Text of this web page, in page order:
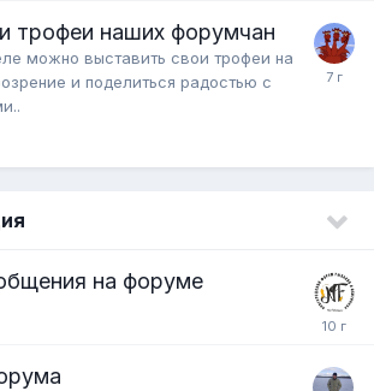
трофеи наших форумчан
можно выставить свои трофеи на
и поделиться радостью с
на форуме